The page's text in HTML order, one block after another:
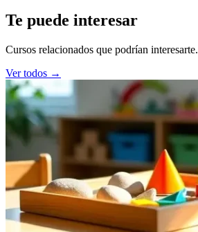
Te puede interesar
Cursos relacionados que podrían interesarte.
Ver todos →